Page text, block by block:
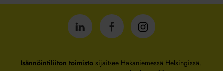
IsännöintiliittoIsännöintiliittoIsännöintiliitto
Isännöintiliiton toimistosijaitsee Hakaniemessä Helsingissä.